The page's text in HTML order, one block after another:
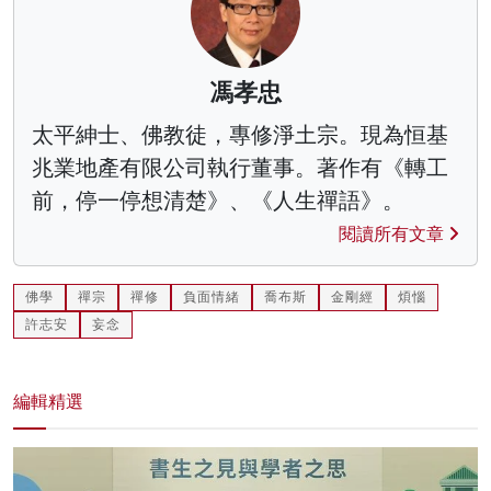
馮孝忠
太平紳士、佛教徒，專修淨土宗。現為恒基
兆業地產有限公司執行董事。著作有《轉工
前，停一停想清楚》、《人生禪語》。
閱讀所有文章
佛學 禪宗 禪修 負面情緒 喬布斯 金剛經
煩惱
許志安
妄念
編輯精選